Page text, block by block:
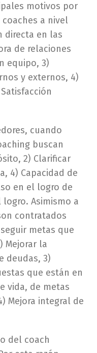
motivos por
a nivel
directa en las
de relaciones
equipo, 3)
y externos, 4)
cuando
buscan
2) Clarificar
4) Capacidad de
en el logro de
Asimismo a
contratados
metas que
Mejorar la
deudas, 3)
que están en
vida, de metas
Mejora integral de
del coach